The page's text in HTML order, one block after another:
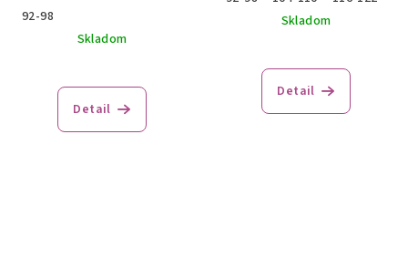
92-98
Skladom
Detail
Skladom
hodnotenie
produktu
Detail